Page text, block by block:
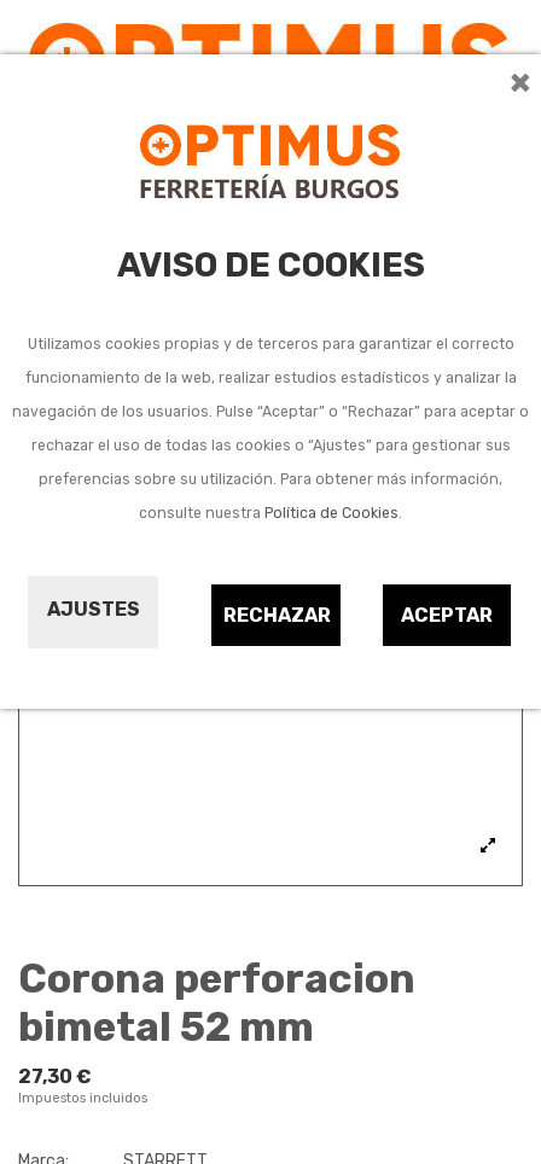
×
AVISO DE COOKIES
Utilizamos cookies propias y de terceros para garantizar el correcto
funcionamiento de la web, realizar estudios estadísticos y analizar la
navegación de los usuarios. Pulse “Aceptar” o “Rechazar” para aceptar o
rechazar el uso de todas las cookies o “Ajustes” para gestionar sus
preferencias sobre su utilización. Para obtener más información,
consulte nuestra Política de Cookies.
AJUSTES ACEPTAR
RECHAZAR
Corona perforacion
bimetal 52 mm
27,30 €
Impuestos incluidos